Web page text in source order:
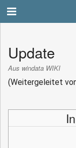
Update
Aus windata WIKI
(Weitergeleitet